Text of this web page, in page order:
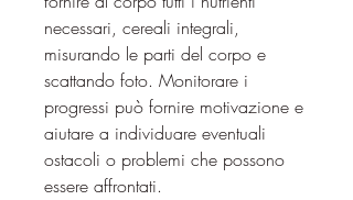
necessari, cereali integrali,
misurando le parti del corpo e
scattando foto. Monitorare i
progressi può fornire motivazione e
aiutare a individuare eventuali
ostacoli o problemi che possono
essere affrontati.